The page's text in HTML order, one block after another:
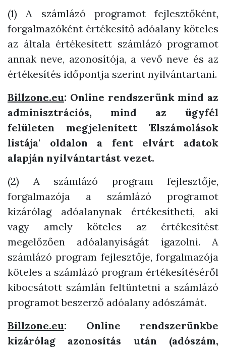
(1) A számlázó programot fejlesztőként,
forgalmazóként értékesítő adóalany köteles
az általa értékesített számlázó programot
annak neve, azonosítója, a vevő neve és az
értékesítés időpontja szerint nyilvántartani.
Billzone.eu: Online rendszerünk mind az
adminisztrációs, mind az ügyfél
felületen megjelenített 'Elszámolások
listája' oldalon a fent elvárt adatok
alapján nyilvántartást vezet.
(2) A számlázó program fejlesztője,
forgalmazója a számlázó programot
kizárólag adóalanynak értékesítheti, aki
vagy amely köteles az értékesítést
megelőzően adóalanyiságát igazolni. A
számlázó program fejlesztője, forgalmazója
köteles a számlázó program értékesítéséről
kibocsátott számlán feltüntetni a számlázó
programot beszerző adóalany adószámát.
Billzone.eu: Online rendszerünkbe
kizárólag azonosítás után (adószám,